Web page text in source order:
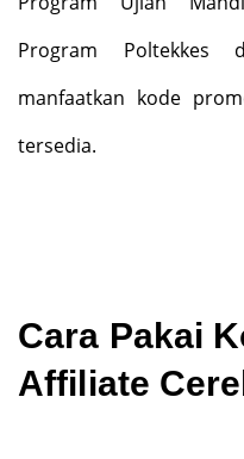
Program Poltekkes
manfaatkan kode
tersedia.
Cara Pakai
Affiliate